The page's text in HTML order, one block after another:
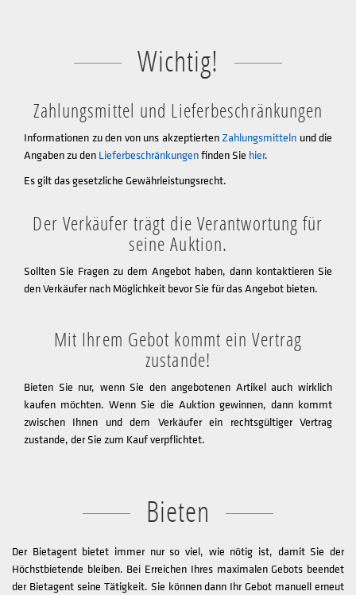
Wichtig!
Zahlungsmittel und Lieferbeschränkungen
Informationen zu den von uns akzeptierten Zahlungsmitteln und die
Angaben zu den Lieferbeschränkungenfinden Sie hier.
Es gilt das gesetzliche Gewährleistungsrecht.
Der Verkäufer trägt die Verantwortung für
seine Auktion.
Sollten Sie Fragen zu dem Angebot haben, dann kontaktieren Sie
den Verkäufer nach Möglichkeit bevor Sie für das Angebot bieten.
Mit Ihrem Gebot kommt ein Vertrag
zustande!
Bieten Sie nur, wenn Sie den angebotenen Artikel auch wirklich
kaufen möchten. Wenn Sie die Auktion gewinnen, dann kommt
zwischen Ihnen und dem Verkäufer ein rechtsgültiger Vertrag
zustande, der Sie zum Kauf verpflichtet.
Bieten
Der Bietagent bietet immer nur so viel, wie nötig ist, damit Sie der
Höchstbietende bleiben. Bei Erreichen Ihres maximalen Gebots beendet
der Bietagent seine Tätigkeit. Sie können dann Ihr Gebot manuell erneut